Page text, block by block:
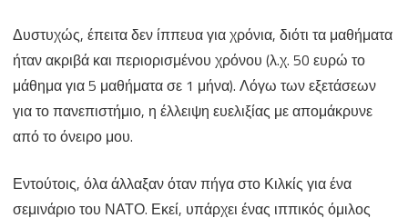
Δυστυχώς, έπειτα δεν ίππευα για χρόνια, διότι τα μαθήματα
ήταν ακριβά και περιορισμένου χρόνου (λ.χ. 50 ευρώ το
μάθημα για 5 μαθήματα σε 1 μήνα). Λόγω των εξετάσεων
για το πανεπιστήμιο, η έλλειψη ευελιξίας με απομάκρυνε
από το όνειρο μου.
Εντούτοις, όλα άλλαξαν όταν πήγα στο Κιλκίς για ένα
σεμινάριο του ΝΑΤΟ. Εκεί, υπάρχει ένας ιππικός όμιλος